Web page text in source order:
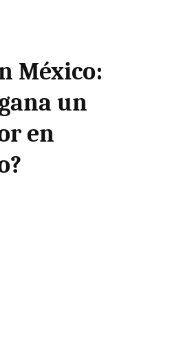
México:
un
en